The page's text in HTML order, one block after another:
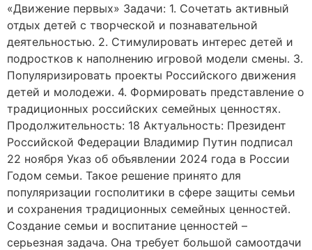
«Движение первых» Задачи: 1. Сочетать активный
отдых детей с творческой и познавательной
деятельностью. 2. Стимулировать интерес детей и
подростков к наполнению игровой модели смены. 3.
Популяризировать проекты Российского движения
детей и молодежи. 4. Формировать представление о
традиционных российских семейных ценностях.
Продолжительность: 18 Актуальность: Президент
Российской Федерации Владимир Путин подписал
22 ноября Указ об объявлении 2024 года в России
Годом семьи. Такое решение принято для
популяризации госполитики в сфере защиты семьи
и сохранения традиционных семейных ценностей.
Создание семьи и воспитание ценностей –
серьезная задача. Она требует большой самоотдачи